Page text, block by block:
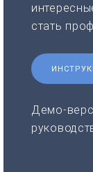
стать
Демо-